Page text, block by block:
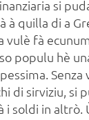
si
à quilla di a
vulè fà
populu hè
Senza
di sirviziu, si
i soldi in altrò.